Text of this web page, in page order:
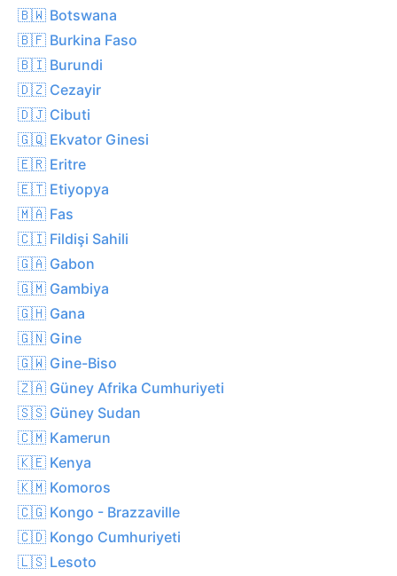
🇧🇼 Botswana
🇧🇫 Burkina Faso
🇧🇮 Burundi
🇩🇿 Cezayir
🇩🇯 Cibuti
🇬🇶 Ekvator Ginesi
🇪🇷 Eritre
🇪🇹 Etiyopya
🇲🇦 Fas
🇨🇮 Fildişi Sahili
🇬🇦 Gabon
🇬🇲 Gambiya
🇬🇭 Gana
🇬🇳 Gine
🇬🇼 Gine-Biso
🇿🇦 Güney Afrika Cumhuriyeti
🇸🇸 Güney Sudan
🇨🇲 Kamerun
🇰🇪 Kenya
🇰🇲 Komoros
🇨🇬 Kongo - Brazzaville
🇨🇩 Kongo Cumhuriyeti
🇱🇸 Lesoto